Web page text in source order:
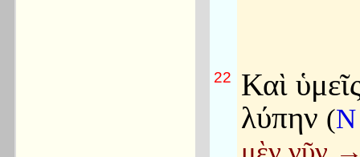
22
Καὶ
λύπην (